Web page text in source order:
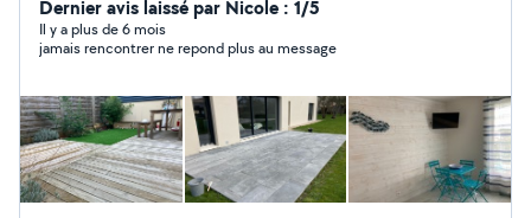
entièrement refaites par moi même Un échange
téléphonique ou une prise de contact n'engage à rien je
serai toujours disponible même pour un simple
journée à vous Arnaud
Dernier avis laissé par Nicole : 1/5
Il y a plus de 6 mois
jamais rencontrer ne repond plus au message